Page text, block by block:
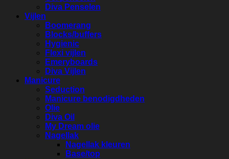
Diva Penselen
Vijlen
Boomerang
Blocks/buffers
Hygienic
Flexi vijlen
Emeryboards
Diva Vijlen
Manicure
Seduction
Manicure benodigdheden
Olie
Diva Oil
My Dream olie
Nagellak
Nagellak kleuren
Base/top